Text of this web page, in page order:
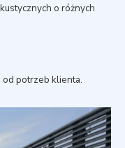
o różnych
od potrzeb klienta.